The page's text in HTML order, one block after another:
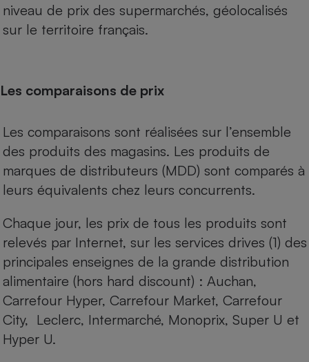
niveau de prix des supermarchés, géolocalisés
sur le territoire français.
Les comparaisons de prix
Les comparaisons sont réalisées sur l’ensemble
des produits des magasins. Les produits de
marques de distributeurs (MDD) sont comparés à
leurs équivalents chez leurs concurrents.
Chaque jour, les prix de tous les produits sont
relevés par Internet, sur les services drives (1) des
principales enseignes de la grande distribution
alimentaire (hors hard discount) : Auchan,
Carrefour Hyper, Carrefour Market, Carrefour
City, Leclerc, Intermarché, Monoprix, Super U et
Hyper U.